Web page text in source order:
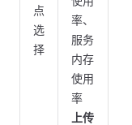
点
选
择
率、
服务
内存
使用
率
上传